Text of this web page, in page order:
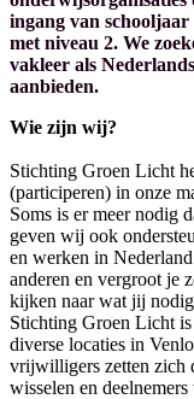
ingang van
met niveau 2. We
vakleer als
aanbieden.
Wie zijn wij?
Stichting Groen Licht
(participeren) in onze
Soms is er meer nodig
geven wij ook
en werken in
anderen en vergroot je
kijken naar wat jij
Stichting Groen Licht
diverse locaties in
vrijwilligers zetten zich
wisselen en